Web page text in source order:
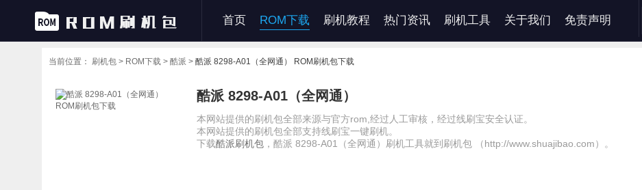
首页 ROM下载 刷机教程 热门资讯 刷机工具 关于我们 免责声明
当前位置： 刷机包 > ROM下载 > 酷派 > 酷派 8298-A01（全网通） ROM刷机包下载
酷派 8298-A01（全网通）
本网站提供的刷机包全部来源与官方rom,经过人工审核，经过线刷宝安全认证。
本网站提供的刷机包全部支持线刷宝一键刷机。
下载酷派刷机包 ，酷派 8298-A01（全网通）刷机工具就到刷机包 （http://www.shuajibao.com）。